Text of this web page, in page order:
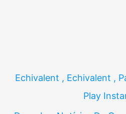
Echivalent , Echivalent ,
Play